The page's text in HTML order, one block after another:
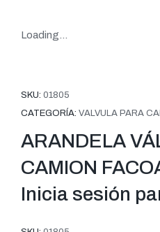
Loading...
SKU: 01805
CATEGORÍA: VALVULA PARA
ARANDELA
CAMION
Inicia sesión